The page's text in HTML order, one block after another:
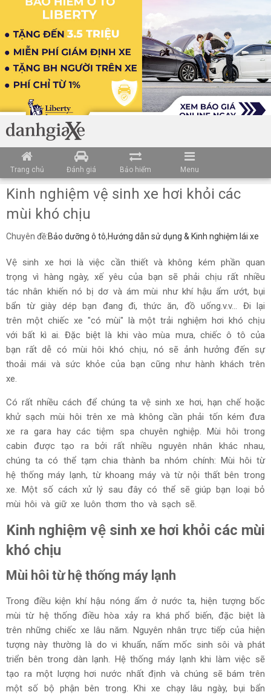
Trang chủ Đánh giá Bảo hiểm Menu
Kinh nghiệm vệ sinh xe hơi khỏi các
mùi khó chịu
Chuyên đề:Bảo dưỡng ô tô,Hướng dẫn sử dụng & Kinh nghiệm lái xe
Vệ sinh xe hơi là việc cần thiết và không kém phần quan
trọng vì hàng ngày, xế yêu của bạn sẽ phải chịu rất nhiều
tác nhân khiến nó bị dơ và ám mùi như khí hậu ẩm ướt, bụi
bẩn từ giày dép bạn đang đi, thức ăn, đồ uống.v.v… Đi lại
trên một chiếc xe "có mùi" là một trải nghiệm hơi khó chịu
với bất kì ai. Đặc biệt là khi vào mùa mưa, chiếc ô tô của
bạn rất dễ có mùi hôi khó chịu, nó sẽ ảnh hưởng đến sự
thoải mái và sức khỏe của bạn cũng như hành khách trên
xe.
Có rất nhiều cách để chúng ta vệ sinh xe hơi, hạn chế hoặc
khử sạch mùi hôi trên xe mà không cần phải tốn kém đưa
xe ra gara hay các tiệm spa chuyên nghiệp. Mùi hôi trong
cabin được tạo ra bởi rất nhiều nguyên nhân khác nhau,
chúng ta có thể tạm chia thành ba nhóm chính: Mùi hôi từ
hệ thống máy lạnh, từ khoang máy và từ nội thất bên trong
xe. Một số cách xử lý sau đây có thể sẽ giúp bạn loại bỏ
mùi hôi và giữ xe luôn thơm tho và sạch sẽ.
Kinh nghiệm vệ sinh xe hơi khỏi các mùi
khó chịu
Mùi hôi từ hệ thống máy lạnh
Trong điều kiện khí hậu nóng ẩm ở nước ta, hiện tượng bốc
mùi từ hệ thống điều hòa xảy ra khá phổ biến, đặc biệt là
trên những chiếc xe lâu năm. Nguyên nhân trực tiếp của hiện
tượng này thường là do vi khuẩn, nấm mốc sinh sôi và phát
triển bên trong dàn lạnh. Hệ thống máy lạnh khi làm việc sẽ
tạo ra một lượng hơi nước nhất định và chúng sẽ bám trên
một số bộ phận bên trong. Khi xe chạy lâu ngày, bụi bẩn